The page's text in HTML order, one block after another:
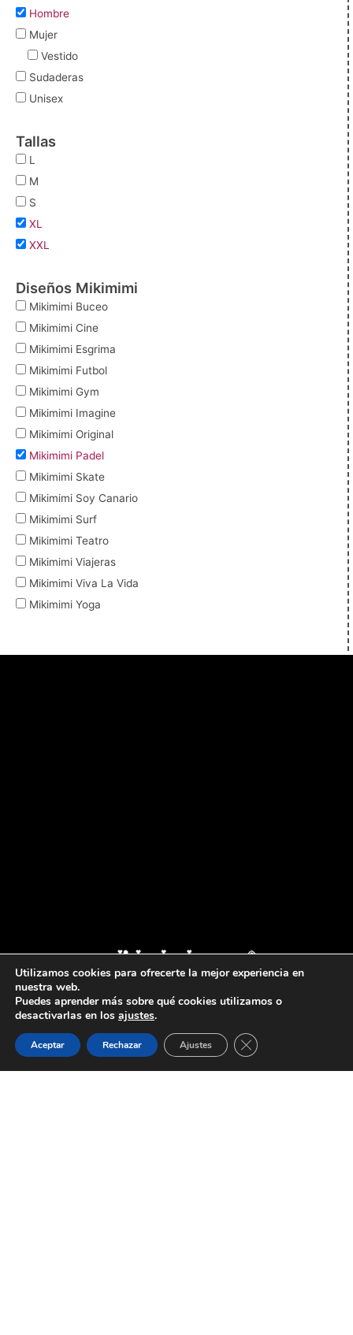
Hombre
Mujer
Vestido
Sudaderas
Unisex
Tallas
L
M
S
XL
XXL
Diseños Mikimimi
Mikimimi Buceo
Mikimimi Cine
Mikimimi Esgrima
Mikimimi Futbol
Mikimimi Gym
Mikimimi Imagine
Mikimimi Original
Mikimimi Padel
Mikimimi Skate
Mikimimi Soy Canario
Mikimimi Surf
Mikimimi Teatro
Mikimimi Viajeras
Mikimimi Viva La Vida
Mikimimi Yoga
Aviso Legal
Utilizamos cookies para ofrecerte la mejor experiencia en
nuestra web.
Puedes aprender más sobre qué cookies utilizamos o
desactivarlas en los ajustes.
Aceptar Rechazar Ajustes Cerrar el banner de